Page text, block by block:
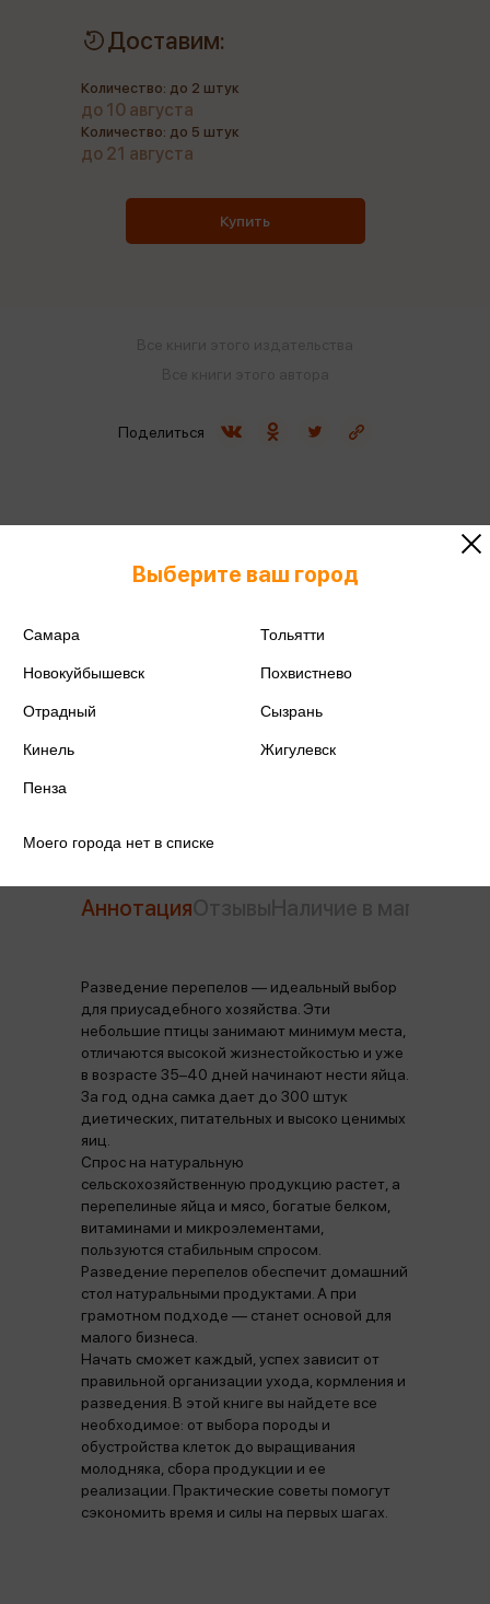
Количество страниц
Голубев К.А., Голубева М.В.
Доставим:
Количество: до 2 штук
до 10 августа
Количество: до 5 штук
до 21 августа
Купить
Поделиться
Аннотация
Разведение перепелов — идеальный выбор
для приусадебного хозяйства. Эти
небольшие птицы занимают минимум места,
отличаются высокой жизнестойкостью и уже
в возрасте 35–40 дней начинают нести яйца.
За год одна самка дает до 300 штук
диетических, питательных и высоко ценимых
яиц.
Спрос на натуральную
сельскохозяйственную продукцию растет, а
перепелиные яйца и мясо, богатые белком,
витаминами и микроэлементами,
пользуются стабильным спросом.
Разведение перепелов обеспечит домашний
стол натуральными продуктами. А при
грамотном подходе — станет основой для
малого бизнеса.
Начать сможет каждый, успех зависит от
правильной организации ухода, кормления и
разведения. В этой книге вы найдете все
необходимое: от выбора породы и
обустройства клеток до выращивания
молодняка, сбора продукции и ее
реализации. Практические советы помогут
сэкономить время и силы на первых шагах.
Выберите ваш город
Самара Тольятти
Новокуйбышевск Похвистнево
Отрадный Сызрань
Кинель Жигулевск
Пенза
Моего города нет в списке